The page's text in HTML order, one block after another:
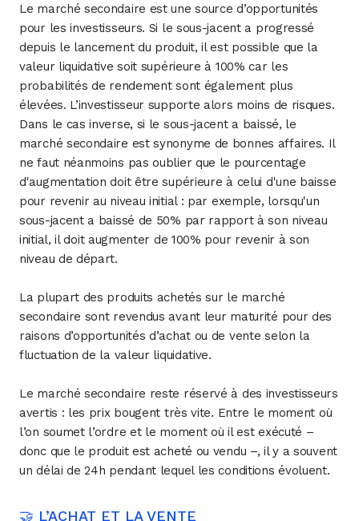
Le marché secondaire est une source d’opportunités
pour les investisseurs. Si le sous-jacent a progressé
depuis le lancement du produit, il est possible que la
valeur liquidative soit supérieure à 100% car les
probabilités de rendement sont également plus
élevées. L’investisseur supporte alors moins de risques.
Dans le cas inverse, si le sous-jacent a baissé, le
marché secondaire est synonyme de bonnes affaires. Il
ne faut néanmoins pas oublier que le pourcentage
d'augmentation doit être supérieure à celui d'une baisse
pour revenir au niveau initial : par exemple, lorsqu'un
sous-jacent a baissé de 50% par rapport à son niveau
initial, il doit augmenter de 100% pour revenir à son
niveau de départ.
La plupart des produits achetés sur le marché
secondaire sont revendus avant leur maturité pour des
raisons d’opportunités d’achat ou de vente selon la
fluctuation de la valeur liquidative.
Le marché secondaire reste réservé à des investisseurs
avertis : les prix bougent très vite. Entre le moment où
l’on soumet l’ordre et le moment où il est exécuté –
donc que le produit est acheté ou vendu –, il y a souvent
un délai de 24h pendant lequel les conditions évoluent.
🤝 L’ACHAT ET LA VENTE